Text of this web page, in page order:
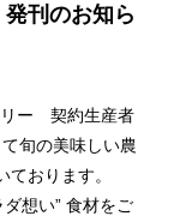
刊のお知ら
リー 契約生産者
旬の美味しい農
おります。
想い” 食材をご